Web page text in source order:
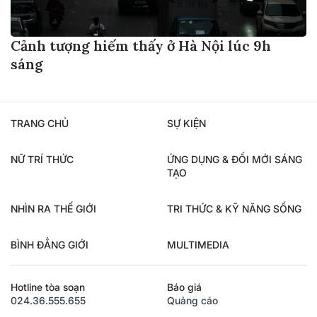
Cảnh tượng hiếm thấy ở Hà Nội lúc 9h
sáng
TRANG CHỦ SỰ KIỆN
NỮ TRÍ THỨC
ỨNG DỤNG & ĐỔI MỚI SÁNG
TẠO
NHÌN RA THẾ GIỚI TRI THỨC & KỸ NĂNG SỐNG
BÌNH ĐẲNG GIỚI MULTIMEDIA
Hotline tòa soạn
024.36.555.655
Báo giá
Quảng cáo